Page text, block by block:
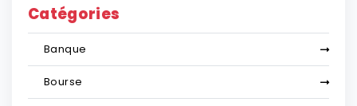
Catégories
Banque
Bourse